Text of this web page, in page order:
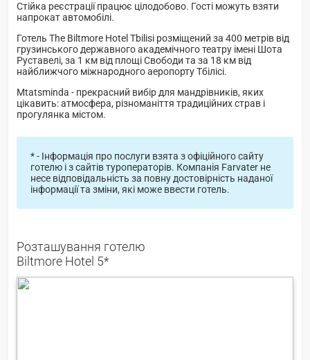
Стійка реєстрації працює цілодобово. Гості можуть взяти
напрокат автомобілі.
Готель The Biltmore Hotel Tbilisi розміщений за 400 метрів від
грузинського державного академічного театру імені Шота
Руставелі, за 1 км від площі Свободи та за 18 км від
найближчого міжнародного аеропорту Тбілісі.
Mtatsminda - прекрасний вибір для мандрівників, яких
цікавить: атмосфера, різноманіття традиційних страв і
прогулянка містом.
* - Інформація про послуги взята з офіційного сайту
готелю і з сайтів туроператорів. Компанія Farvater не
несе відповідальність за повну достовірність наданої
інформації та зміни, які може ввести готель.
Розташування готелю
Biltmore Hotel 5*